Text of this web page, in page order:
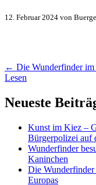
12. Februar 2024 von
Artikel-
Navigation
← Die Wunderfinder im
Lesen
Neueste
Kunst im Kiez –
Bürgerpolizei auf
Wunderfinder
Kaninchen
Die Wunderfinder
Europas